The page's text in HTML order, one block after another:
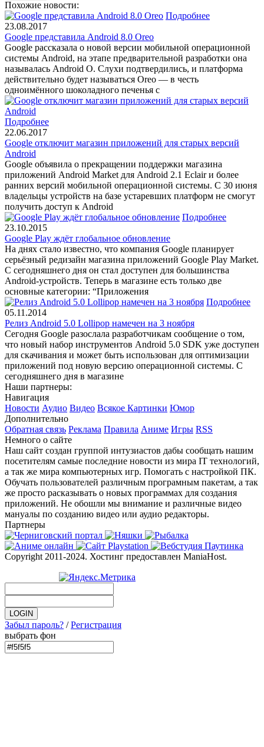
Похожие новости:
Подробнее
23.08.2017
Google представила Android 8.0 Oreo
Google рассказала о новой версии мобильной операционной
системы Android, на этапе предварительной разработки она
называлась Android O. Слухи подтвердились, и платформа
действительно будет называться Oreo — в честь
одноимённого шоколадного печенья с
Подробнее
22.06.2017
Google отключит магазин приложений для старых версий
Android
Google объявила о прекращении поддержки магазина
приложений Android Market для Android 2.1 Eclair и более
ранних версий мобильной операционной системы. С 30 июня
владельцы устройств на базе устаревших платформ не смогут
получить доступ к Android
Подробнее
23.10.2015
Google Play ждёт глобальное обновление
На днях стало известно, что компания Google планирует
серьёзный редизайн магазина приложений Google Play Market.
С сегодняшнего дня он стал доступен для большинства
Android-устройств. Теперь в магазине есть только две
основные категории: “Приложения
Подробнее
05.11.2014
Релиз Android 5.0 Lollipop намечен на 3 ноября
Сегодня Google разослала разработчикам сообщение о том,
что новый набор инструментов Android 5.0 SDK уже доступен
для скачивания и может быть использован для оптимизации
приложений под новую версию операционной системы. С
сегодняшнего дня в магазине
Наши партнеры:
Навигация
Новости Аудио Видео Всякое Картинки Юмор
Дополнительно
Обратная связь Реклама Правила Аниме Игры RSS
Немного о сайте
Наш сайт создан группой интузиастов дабы сообщать нашим
посетителям самые последние новости из мира IT технологий,
а так же мира компьютерных игр. Помогать с настройкой ПК.
Обучать пользователей различным програмным пакетам, а так
же просто расказывать о новых программах для создания
приложений. Не обошли мы внимание и различные видео
мануалы по созданию видео или аудио редакторы.
Партнеры
Copyright 2011-2024. Хостинг предоставлен ManiaHost.
Забыл пароль? /Регистрация
выбрать фон